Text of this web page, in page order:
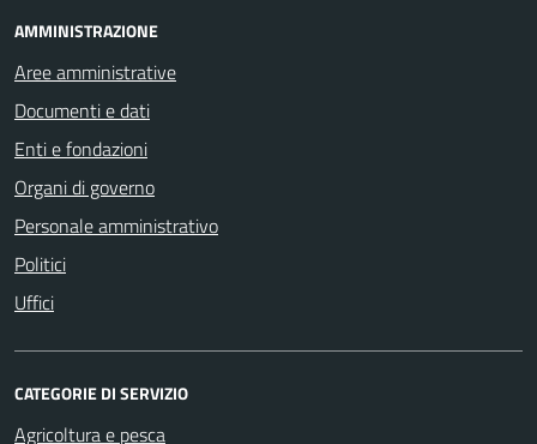
AMMINISTRAZIONE
Aree amministrative
Documenti e dati
Enti e fondazioni
Organi di governo
Personale amministrativo
Politici
Uffici
CATEGORIE DI SERVIZIO
Agricoltura e pesca